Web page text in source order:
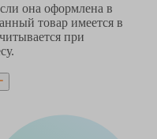
она оформлена в
товар имеется в
при